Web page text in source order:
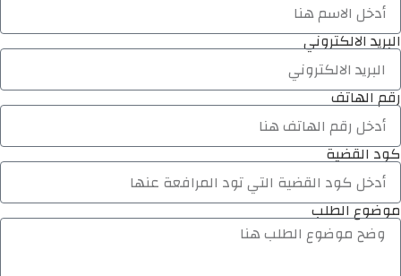
البريد الالكتروني
رقم الهاتف
كود القضية
موضوع الطلب